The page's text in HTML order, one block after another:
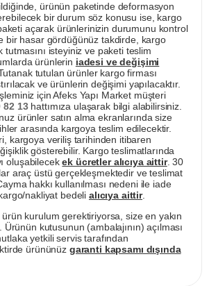
ürünün paketinde deformasyon
bir durum söz konusu ise, kargo
açarak ürünlerinizin durumunu kontrol
bir hasar gördüğünüz takdirde, kargo
isteyiniz ve paketi teslim
ürünlerin iadesi ve değişimi
tutulan ürünler kargo firması
ve ürünlerin değişimi yapılacaktır.
için Afeks Yapı Market müşteri
82 13hattımıza ulaşarak bilgi alabilirsiniz.
ürünler satın alma ekranlarında size
arasında kargoya teslim edilecektir.
kargoya veriliş tarihinden itibaren
gösterebilir. Kargo teslimatlarında
oluşabilecekek ücretler alıcıya aittir. 30
araç üstü gerçekleşmektedir ve teslimat
hakkı kullanılması nedeni ile iade
nakliyat bedeli alıcıya aittir.
ürün kurulum gerektiriyorsa, size en yakın
kutusunun (ambalajının) açılması
yetkili servis tarafından
ürününüz garanti kapsamı dışında